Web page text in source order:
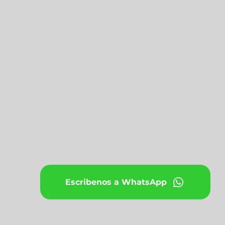
Escribenos a WhatsApp